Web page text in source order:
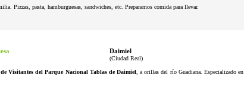
Pizzas, pasta, hamburguesas, sandwiches, etc. Preparamos comida para llevar.
Daimiel
(Ciudad Real)
Visitantes del Parque Nacional Tablas de Daimiel, a orillas del río Guadiana. Especializado en